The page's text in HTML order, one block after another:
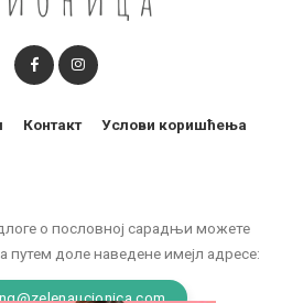
о пословној сарадњи можете
путем доле наведене имејл адресе:
Контакт Услови коришћења